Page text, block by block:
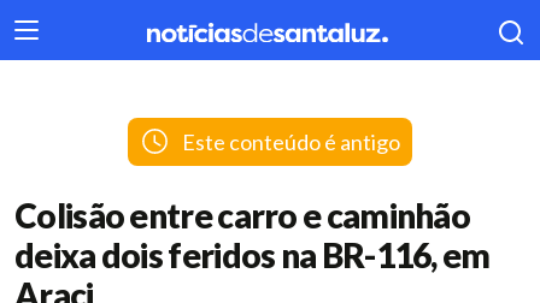
404
Este conteúdo é antigo
Colisão entre carro e caminhão
deixa dois feridos na BR-116, em
Araci